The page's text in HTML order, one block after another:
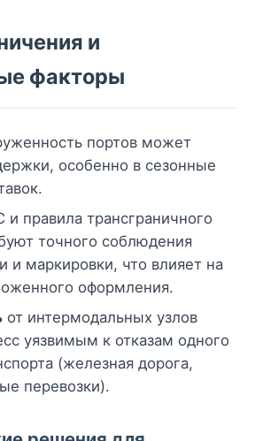
и
факторы
портов может
особенно в сезонные
и правила трансграничного
точного соблюдения
и маркировки, что влияет на
оформления.
от интермодальных узлов
уязвимым к отказам одного
(железная дорога,
перевозки).